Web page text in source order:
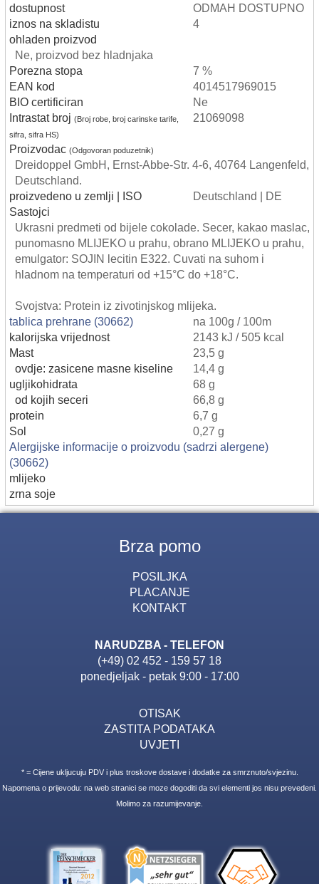
dostupnost
ODMAH DOSTUPNO
iznos na skladistu
4
ohladen proizvod
Ne, proizvod bez hladnjaka
Porezna stopa
7 %
EAN kod
4014517969015
BIO certificiran
Ne
Intrastat broj (Broj robe, broj carinske tarife,
sifra, sifra HS)
21069098
Proizvodac (Odgovoran poduzetnik)
Dreidoppel GmbH, Ernst-Abbe-Str. 4-6, 40764 Langenfeld,
Deutschland.
proizvedeno u zemlji | ISO
Deutschland | DE
Sastojci
Ukrasni predmeti od bijele cokolade. Secer, kakao maslac,
punomasno MLIJEKO u prahu, obrano MLIJEKO u prahu,
emulgator: SOJIN lecitin E322. Cuvati na suhom i
hladnom na temperaturi od +15°C do +18°C.
Svojstva: Protein iz zivotinjskog mlijeka.
tablica prehrane (30662)
na 100g / 100m
kalorijska vrijednost
2143 kJ / 505 kcal
Mast
23,5 g
ovdje: zasicene masne kiseline
14,4 g
ugljikohidrata
68 g
od kojih seceri
66,8 g
protein
6,7 g
Sol
0,27 g
Alergijske informacije o proizvodu (sadrzi alergene)
(30662)
mlijeko
zrna soje
Brza pomo
POSILJKA
PLACANJE
KONTAKT
NARUDZBA - TELEFON
(+49) 02 452 - 159 57 18
ponedjeljak - petak 9:00 - 17:00
OTISAK
ZASTITA PODATAKA
UVJETI
* = Cijene ukljucuju PDV i plus troskove dostave i dodatke za smrznuto/svjezinu.
Napomena o prijevodu: na web stranici se moze dogoditi da svi elementi jos nisu prevedeni.
Molimo za razumijevanje.